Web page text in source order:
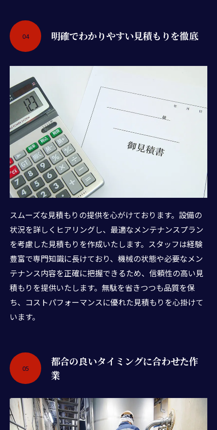
明確でわかりやすい見積もりを徹底
04
スムーズな見積もりの提供を心がけております。設備の
状況を詳しくヒアリングし、最適なメンテナンスプラン
を考慮した見積もりを作成いたします。スタッフは経験
豊富で専門知識に長けており、機械の状態や必要なメン
テナンス内容を正確に把握できるため、信頼性の高い見
積もりを提供いたします。無駄を省きつつも品質を保
ち、コストパフォーマンスに優れた見積もりを心掛けて
います。
都合の良いタイミングに合わせた作
業
05